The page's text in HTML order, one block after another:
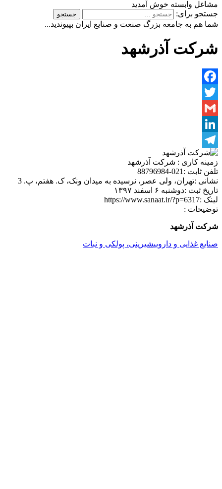
مشاغل وابسته خوش آمدید
جستجو برای:
شما هم به جامعه بزرگ صنعت و صنایع ایران بپیوندید...
شرکت آذرشهد
Facebook
Twitter
Gmail
LinkedIn
Telegram
زمینه کاری : شرکت آذرشهد
تلفن ثابت :021-88796984
نشانی :تهران، ولی عصر، نرسیده به میدان ونک، ک. هفتم، پ. 3
تاریخ ثبت :دوشنبه ۶ اسفند ۱۳۹۷
لینک :https://www.sanaat.ir/?p=6317
توضیحات :
شرکت آذرشهد
صنایع غذایی و داروییشیرینی، پولکی و نبات